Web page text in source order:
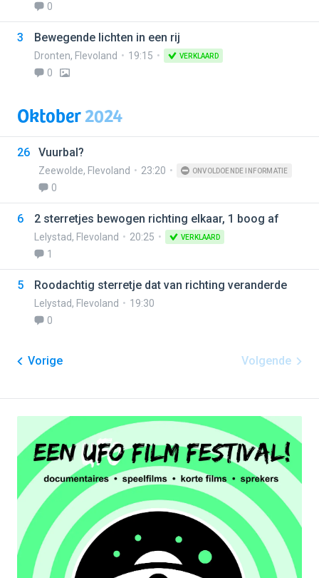
0
3 Bewegende lichten in een rij
Dronten, Flevoland 19:15 VERKLAARD
0
Oktober2024
26 Vuurbal?
Zeewolde, Flevoland 23:20 ONVOLDOENDE INFORMATIE
0
6 2 sterretjes bewogen richting elkaar, 1 boog af
Lelystad, Flevoland 20:25 VERKLAARD
1
5 Roodachtig sterretje dat van richting veranderde
Lelystad, Flevoland
19:30
0
Vorige Volgende